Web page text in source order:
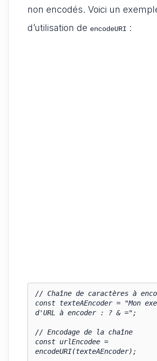
non encodés. Voici un
d’utilisation de encodeURI :
// Chaîne de caractères à
const texteAEncoder = "Mon
d'URL à encoder : ? & =";
// Encodage de la chaîne
const urlEncodee =
encodeURI(texteAEncoder);